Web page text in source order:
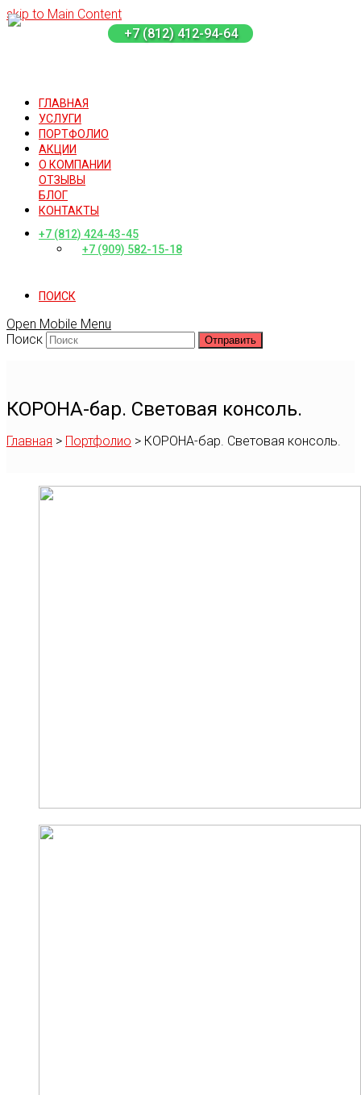
+7 (812) 412-94-64
skip to Main Content
ГЛАВНАЯ
УСЛУГИ
ПОРТФОЛИО
АКЦИИ
О КОМПАНИИ
ОТЗЫВЫ
БЛОГ
КОНТАКТЫ
+7 (812) 424-43-45
+7 (909) 582-15-18
ПОИСК
Open Mobile Menu
Поиск
Отправить
КОРОНА-бар. Световая консоль.
Главная > Портфолио > КОРОНА-бар. Световая консоль.